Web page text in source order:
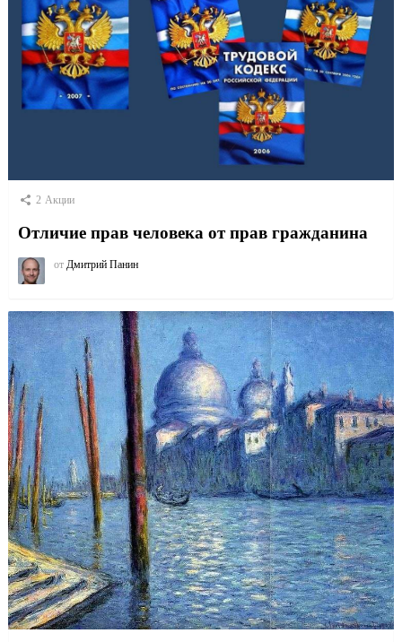
2 Акции
Отличие прав человека от прав гражданина
от Дмитрий Панин